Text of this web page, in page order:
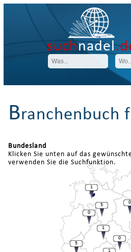
suchnadel
Branchenbuch
Bundesland
Klicken Sie unten auf das
verwenden Sie die Suchfunktion.
5
0
0
5
1
0
1
1